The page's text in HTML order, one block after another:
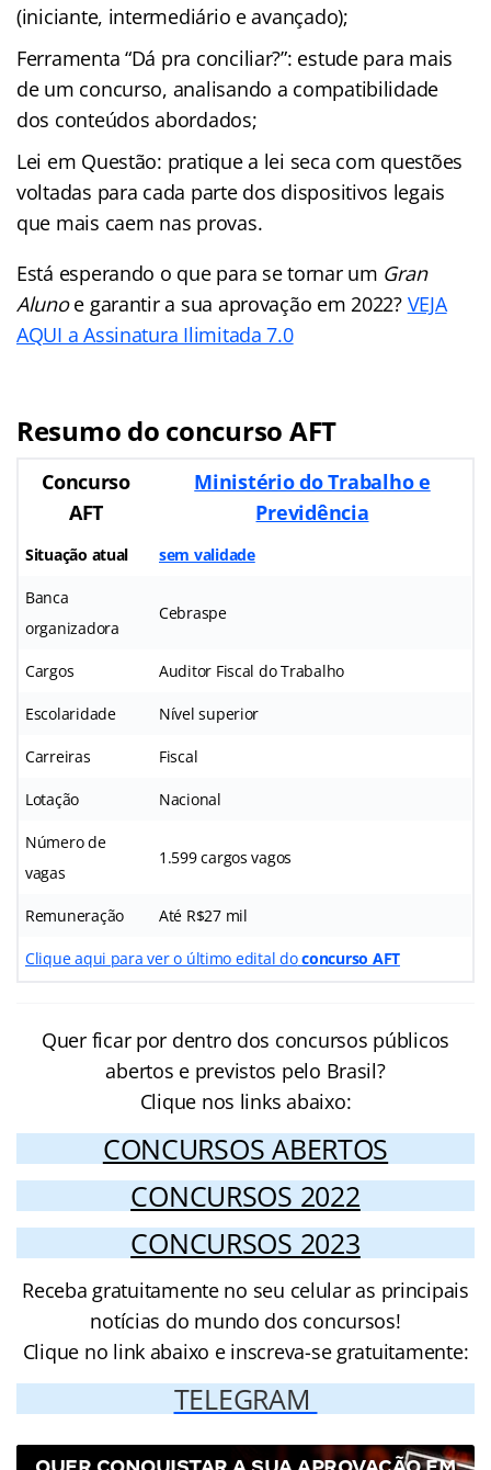
(iniciante, intermediário e avançado);
Ferramenta “Dá pra conciliar?”: estude para mais
de um concurso, analisando a compatibilidade
dos conteúdos abordados;
Lei em Questão: pratique a lei seca com questões
voltadas para cada parte dos dispositivos legais
que mais caem nas provas.
Está esperando o que para se tornar um Gran
Alunoe garantir a sua aprovação em 2022? VEJA
AQUI a Assinatura Ilimitada 7.0
Resumo do concurso AFT
Concurso
AFT
Ministério do Trabalho e
Previdência
Situação atual sem validade
Banca
organizadora
Cebraspe
Cargos Auditor Fiscal do Trabalho
Escolaridade Nível superior
Carreiras Fiscal
Lotação Nacional
Número de
vagas
1.599 cargos vagos
Remuneração Até R$27 mil
Clique aqui para ver o último edital doconcurso AFT
Quer ficar por dentro dos concursos públicos
abertos e previstos pelo Brasil?
Clique nos links abaixo:
CONCURSOS ABERTOS
CONCURSOS 2022
CONCURSOS 2023
Receba gratuitamente no seu celular as principais
notícias do mundo dos concursos!
Clique no link abaixo e inscreva-se gratuitamente:
TELEGRAM